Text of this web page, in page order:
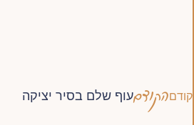
קודםהקודםעוף שלם בסיר יציקה